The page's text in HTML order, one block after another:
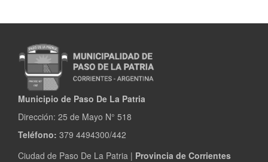
Municipio de Paso De La Patria
Dirección: 25 de Mayo N° 518
Teléfono: 379 4494300/442
Ciudad de Paso De La Patria | Provincia de Corrientes